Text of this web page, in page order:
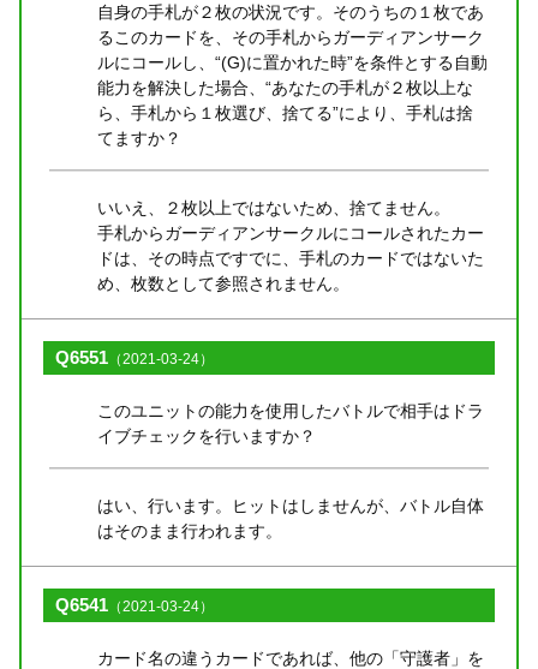
自身の手札が２枚の状況です。そのうちの１枚であ
るこのカードを、その手札からガーディアンサーク
ルにコールし、“(G)に置かれた時”を条件とする自動
能力を解決した場合、“あなたの手札が２枚以上な
ら、手札から１枚選び、捨てる”により、手札は捨
てますか？
いいえ、２枚以上ではないため、捨てません。
手札からガーディアンサークルにコールされたカー
ドは、その時点ですでに、手札のカードではないた
め、枚数として参照されません。
Q6551 （2021-03-24）
このユニットの能力を使用したバトルで相手はドラ
イブチェックを行いますか？
はい、行います。ヒットはしませんが、バトル自体
はそのまま行われます。
Q6541 （2021-03-24）
カード名の違うカードであれば、他の「守護者」を